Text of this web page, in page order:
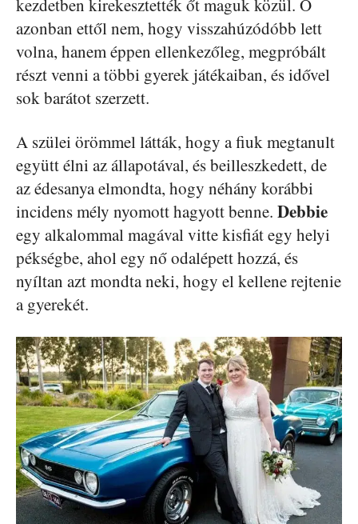
kezdetben kirekesztették őt maguk közül. Ő
azonban ettől nem, hogy visszahúzódóbb lett
volna, hanem éppen ellenkezőleg, megpróbált
részt venni a többi gyerek játékaiban, és idővel
sok barátot szerzett.
A szülei örömmel látták, hogy a fiuk megtanult
együtt élni az állapotával, és beilleszkedett, de
az édesanya elmondta, hogy néhány korábbi
incidens mély nyomott hagyott benne. Debbie
egy alkalommal magával vitte kisfiát egy helyi
pékségbe, ahol egy nő odalépett hozzá, és
nyíltan azt mondta neki, hogy el kellene rejtenie
a gyerekét.